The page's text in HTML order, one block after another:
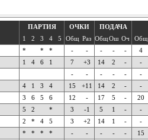
ПАРТИЯ ОЧКИ ПОДАЧА
1
2 3 4 5 Общ Раз ОбщОш Оч Общ
* * * - - - - - 4
1 4 6 1 7 +3 14 2 - -
- - - - - -
4 1 3 4 15 +11 14 2 - -
3 6 5 6 12 - 17 5 - 20
5 2 * 3 -1 5 1 - -
2 * 4 5 3 +2 14 1 - -
* * * * - - - - - 15